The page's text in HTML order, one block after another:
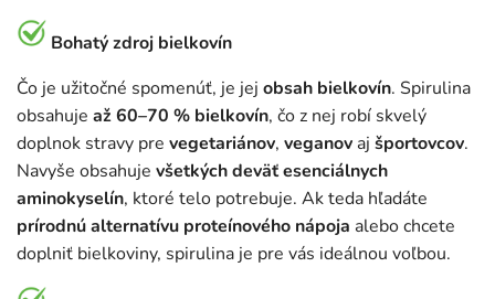
Bohatý zdroj bielkovín
Čo je užitočné spomenúť, je jej obsah bielkovín. Spirulina
obsahuje až 60–70 % bielkovín, čo z nej robí skvelý
doplnok stravy pre vegetariánov, veganov aj športovcov.
Navyše obsahuje všetkých deväť esenciálnych
aminokyselín, ktoré telo potrebuje. Ak teda hľadáte
prírodnú alternatívu proteínového nápoja alebo chcete
doplniť bielkoviny, spirulina je pre vás ideálnou voľbou.